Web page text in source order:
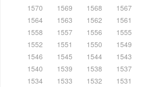
1570
1569 1568 1567
1564
1563 1562 1561
1558
1557 1556 1555
1552
1551 1550 1549
1546
1545 1544 1543
1540
1539 1538 1537
1534
1533 1532 1531